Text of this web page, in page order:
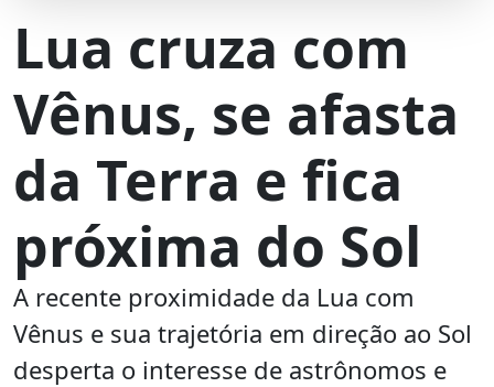
Lua cruza com
Vênus, se afasta
da Terra e fica
próxima do Sol
A recente proximidade da Lua com
Vênus e sua trajetória em direção ao Sol
desperta o interesse de astrônomos e